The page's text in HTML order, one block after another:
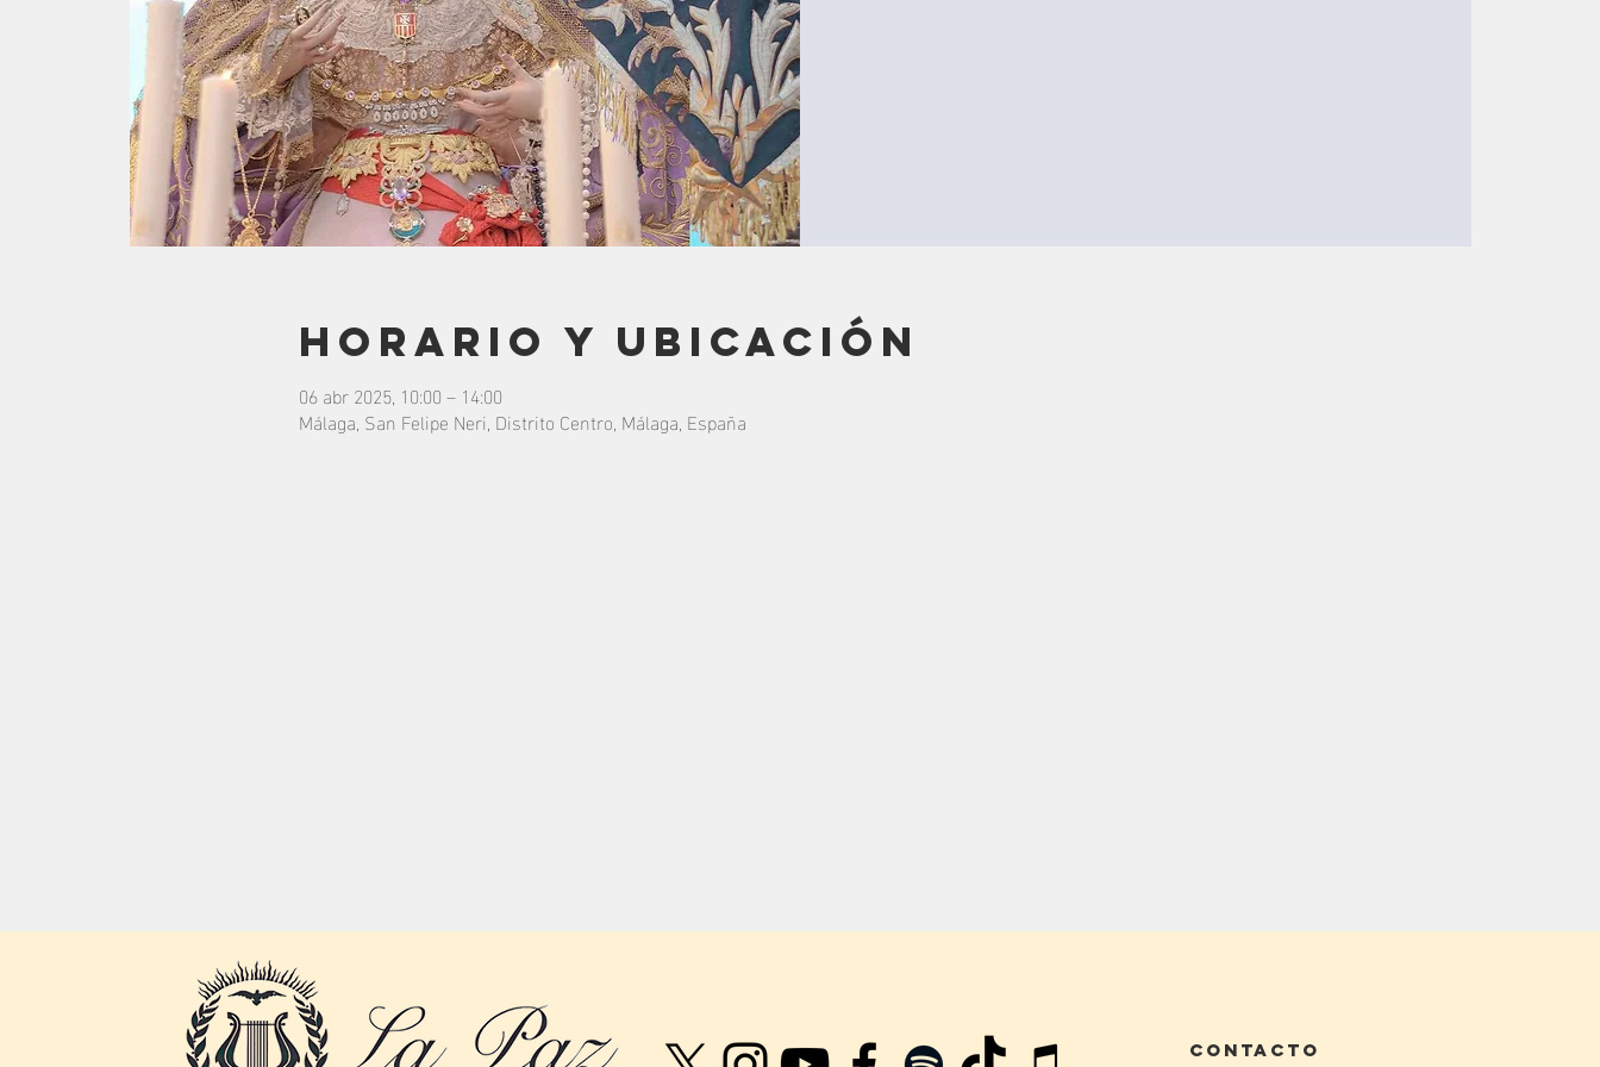
Horario y ubicación
06 abr 2025, 10:00 – 14:00
Málaga, San Felipe Neri, Distrito Centro, Málaga, España
contacto